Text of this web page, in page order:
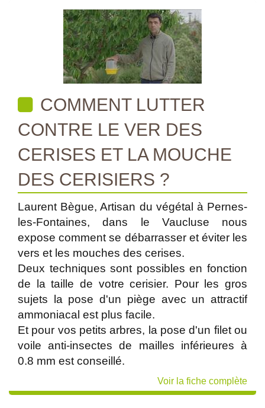
COMMENT LUTTER
CONTRE LE VER DES
CERISES ET LA MOUCHE
DES CERISIERS ?
Laurent Bègue, Artisan du végétal à Pernes-
les-Fontaines, dans le Vaucluse nous
expose comment se débarrasser et éviter les
vers et les mouches des cerises.
Deux techniques sont possibles en fonction
de la taille de votre cerisier. Pour les gros
sujets la pose d'un piège avec un attractif
ammoniacal est plus facile.
Et pour vos petits arbres, la pose d'un filet ou
voile anti-insectes de mailles inférieures à
0.8 mm est conseillé.
Voir la fiche complète